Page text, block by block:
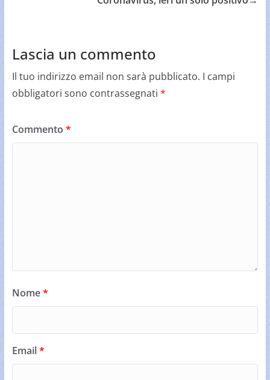
Lascia un commento
Il tuo indirizzo email non sarà pubblicato. I campi
obbligatori sono contrassegnati *
Commento *
Nome*
Email*